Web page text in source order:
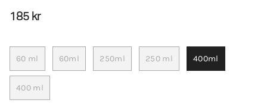
185 kr
60 ml 60ml 250ml 250 ml 400ml
400 ml